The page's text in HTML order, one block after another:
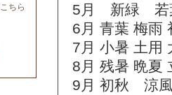
ちら
5月 新緑 若
6月 青葉 梅雨
7月 小暑 土用
8月 残暑 晩夏
9月 初秋 涼